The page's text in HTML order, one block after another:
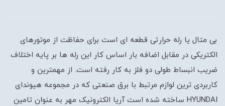
بی متال یا رله حرارتی قطعه ای است برای حفاظت از موتورهای
الکتریکی در مقابل اضافه بار اساس کار این رله ها بر پایه اختلاف
ضریب انبساط طولی دو فلز به کار رفته است. از مهمترین و
کاربردی ترین لوازم مرتبط با برق صنعتی که در مجموعه هیوندای
HYUNDAI ساخته شده است آریا الکترونیک مهر به عنوان تامین